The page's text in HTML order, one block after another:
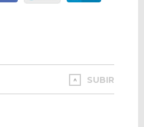
SUBIR